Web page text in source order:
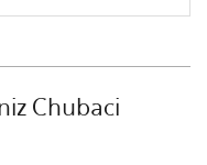
Chubaci